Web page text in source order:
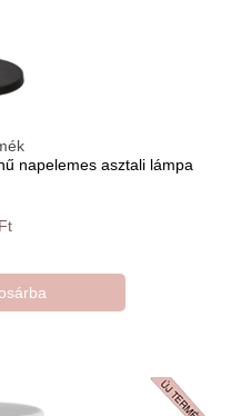
napelemes asztali lámpa